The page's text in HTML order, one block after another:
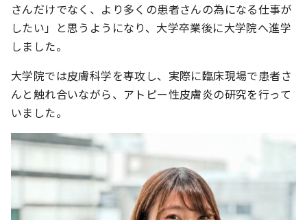
さんだけでなく、より多くの患者さんの為になる仕事が
したい」と思うようになり、大学卒業後に大学院へ進学
しました。
大学院では皮膚科学を専攻し、実際に臨床現場で患者さ
んと触れ合いながら、アトピー性皮膚炎の研究を行って
いました。